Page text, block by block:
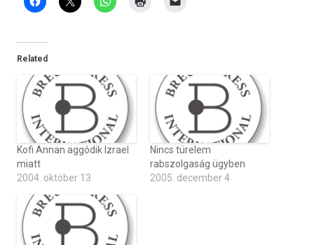
Related
Kofi Annan aggódik Izrael
miatt
2004. október 13
Nincs türelem
rabszolgaság ügyben
2005. december 4